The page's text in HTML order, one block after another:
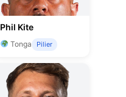
Phil Kite
Tonga Pilier